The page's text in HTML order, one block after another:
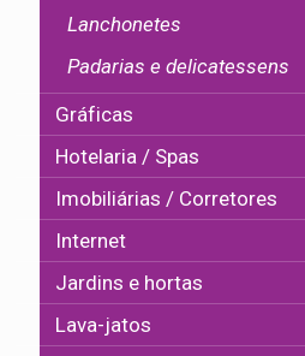
Lanchonetes
Padarias e delicatessens
Gráficas
Hotelaria / Spas
Imobiliárias / Corretores
Internet
Jardins e hortas
Lava-jatos